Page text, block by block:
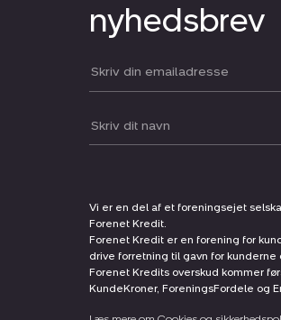
nyhedsbrev
Din email:
Dit navn:
Vi er en del af et foreningsejet
Forenet Kredit.
Forenet Kredit er en forening for
drive forretning til gavn for kunderne
Forenet Kredits overskud kommer
KundeKroner, ForeningsFordele og